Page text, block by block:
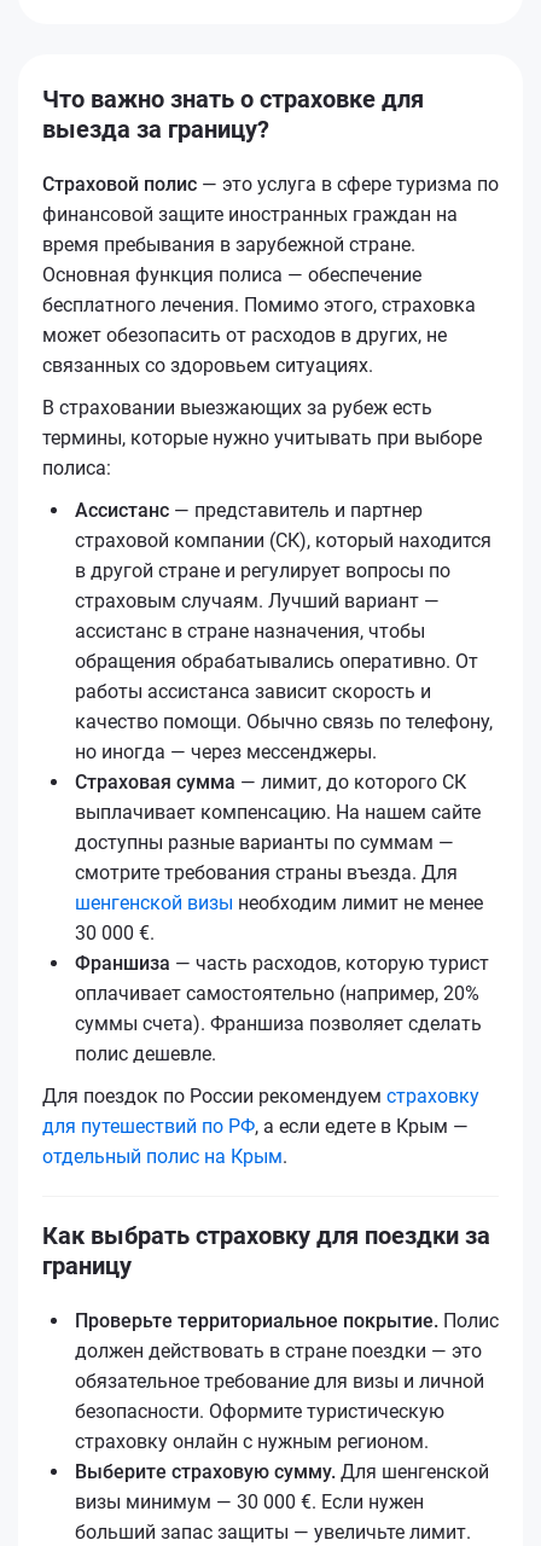
Что важно знать о страховке для
выезда за границу?
Страховой полис — это услуга в сфере туризма по
финансовой защите иностранных граждан на
время пребывания в зарубежной стране.
Основная функция полиса — обеспечение
бесплатного лечения. Помимо этого, страховка
может обезопасить от расходов в других, не
связанных со здоровьем ситуациях.
В страховании выезжающих за рубеж есть
термины, которые нужно учитывать при выборе
полиса:
Ассистанс — представитель и партнер
страховой компании (СК), который находится
в другой стране и регулирует вопросы по
страховым случаям. Лучший вариант —
ассистанс в стране назначения, чтобы
обращения обрабатывались оперативно. От
работы ассистанса зависит скорость и
качество помощи. Обычно связь по телефону,
но иногда — через мессенджеры.
Страховая сумма — лимит, до которого СК
выплачивает компенсацию. На нашем сайте
доступны разные варианты по суммам —
смотрите требования страны въезда. Для
шенгенской визы необходим лимит не менее
30 000 €.
Франшиза — часть расходов, которую турист
оплачивает самостоятельно (например, 20%
суммы счета). Франшиза позволяет сделать
полис дешевле.
Для поездок по России рекомендуем страховку
для путешествий по РФ, а если едетe в Крым —
отдельный полис на Крым.
Как выбрать страховку для поездки за
границу
Проверьте территориальное покрытие. Полис
должен действовать в стране поездки — это
обязательное требование для визы и личной
безопасности. Оформите туристическую
страховку онлайн с нужным регионом.
Выберите страховую сумму. Для шенгенской
визы минимум — 30 000 €. Если нужен
больший запас защиты — увеличьте лимит.